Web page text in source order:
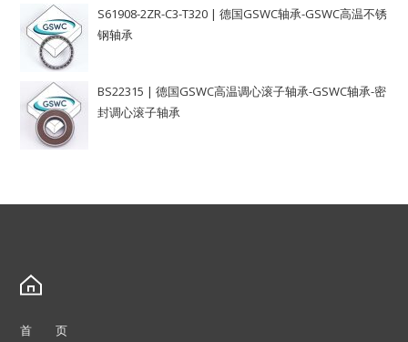
S61908-2ZR-C3-T320 | 德国GSWC轴承-GSWC高温不锈
钢轴承
BS22315 | 德国GSWC高温调心滚子轴承-GSWC轴承-密
封调心滚子轴承
首 页